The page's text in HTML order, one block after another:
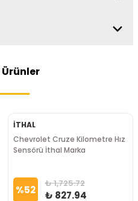
Ürünler
İTHAL
Chevrolet Cruze Kilometre Hız
Sensörü İthal Marka
%52 ₺ 1,725.72
₺ 827.94